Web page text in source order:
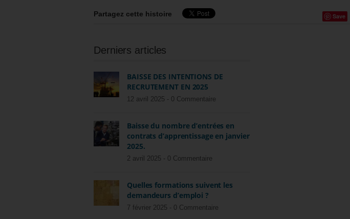
Partagez cette histoire Save
Derniers articles
BAISSE DES INTENTIONS DE
RECRUTEMENT EN 2025
12 avril 2025 - 0 Commentaire
Baisse du nombre d’entrées en
contrats d’apprentissage en janvier
2025.
2 avril 2025 - 0 Commentaire
Quelles formations suivent les
demandeurs d’emploi ?
7 février 2025 - 0 Commentaire